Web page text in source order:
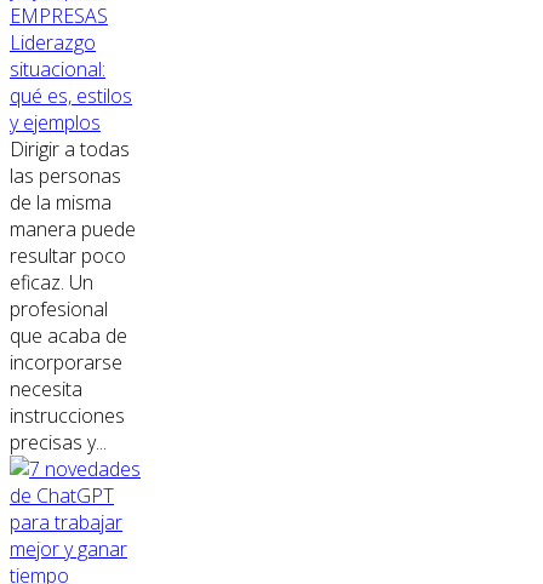
EMPRESAS
Liderazgo
situacional:
qué es, estilos
y ejemplos
Dirigir a todas
las personas
de la misma
manera puede
resultar poco
eficaz. Un
profesional
que acaba de
incorporarse
necesita
instrucciones
precisas y...